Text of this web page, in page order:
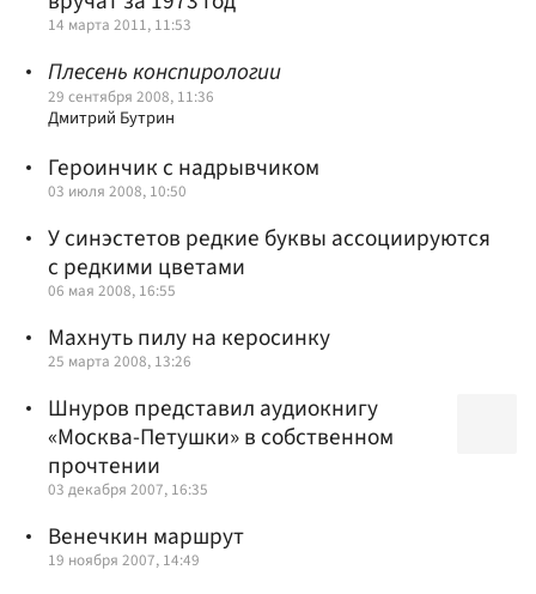
14 марта 2011, 11:53
Плесень конспирологии
29 сентября 2008, 11:36
Дмитрий Бутрин
Героинчик с надрывчиком
03 июля 2008, 10:50
У синэстетов редкие буквы ассоциируются
с редкими цветами
06 мая 2008, 16:55
Махнуть пилу на керосинку
25 марта 2008, 13:26
Шнуров представил аудиокнигу
«Москва-Петушки» в собственном
прочтении
03 декабря 2007, 16:35
Венечкин маршрут
19 ноября 2007, 14:49